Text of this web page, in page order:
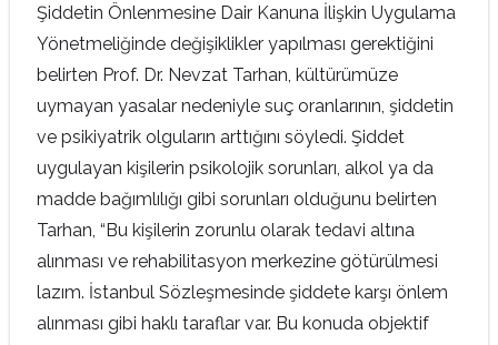
Şiddetin Önlenmesine Dair Kanuna İlişkin Uygulama
Yönetmeliğinde değişiklikler yapılması gerektiğini
belirten Prof. Dr. Nevzat Tarhan, kültürümüze
uymayan yasalar nedeniyle suç oranlarının, şiddetin
ve psikiyatrik olguların arttığını söyledi. Şiddet
uygulayan kişilerin psikolojik sorunları, alkol ya da
madde bağımlılığı gibi sorunları olduğunu belirten
Tarhan, “Bu kişilerin zorunlu olarak tedavi altına
alınması ve rehabilitasyon merkezine götürülmesi
lazım. İstanbul Sözleşmesinde şiddete karşı önlem
alınması gibi haklı taraflar var. Bu konuda objektif